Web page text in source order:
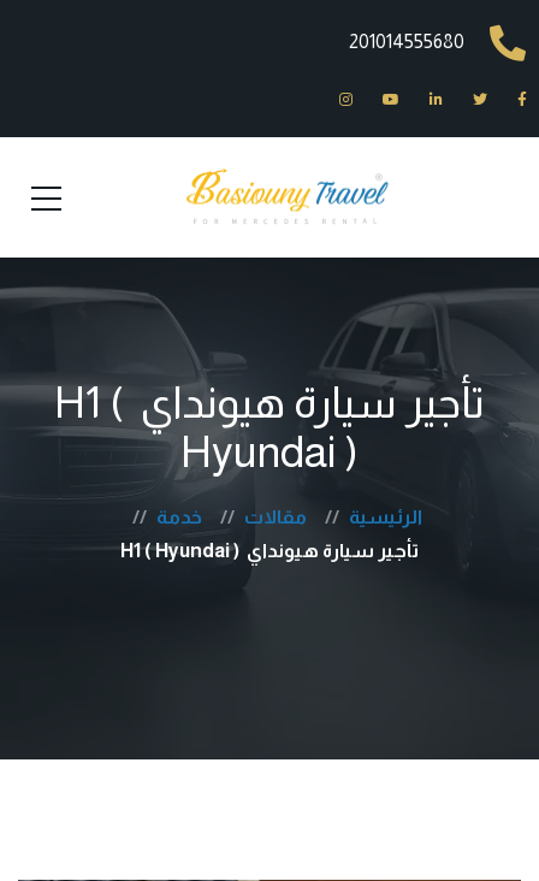
201014555680
تأجير سيارة هيونداي H1 (
Hyundai )
الرئيسية مقالات
خدمة
تأجير سيارة هيونداي H1 ( Hyundai )